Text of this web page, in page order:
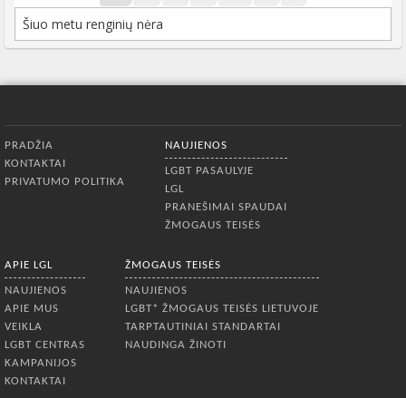
Šiuo metu renginių nėra
PRADŽIA
KONTAKTAI
PRIVATUMO POLITIKA
NAUJIENOS
LGBT PASAULYJE
LGL
PRANEŠIMAI SPAUDAI
ŽMOGAUS TEISĖS
APIE LGL
NAUJIENOS
APIE MUS
VEIKLA
LGBT CENTRAS
KAMPANIJOS
KONTAKTAI
ŽMOGAUS TEISĖS
NAUJIENOS
LGBT* ŽMOGAUS TEISĖS LIETUVOJE
TARPTAUTINIAI STANDARTAI
NAUDINGA ŽINOTI